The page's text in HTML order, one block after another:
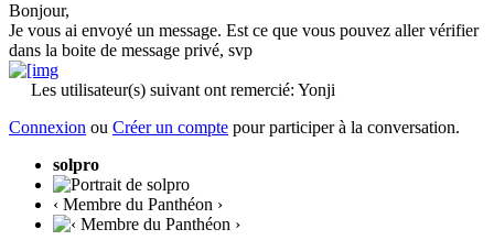
Bonjour,
Je vous ai envoyé un message. Est ce que vous pouvez aller vérifier
dans la boite de message privé, svp
Les utilisateur(s) suivant ont remercié: Yonji
Connexion ou Créer un compte pour participer à la conversation.
solpro
‹ Membre du Panthéon ›